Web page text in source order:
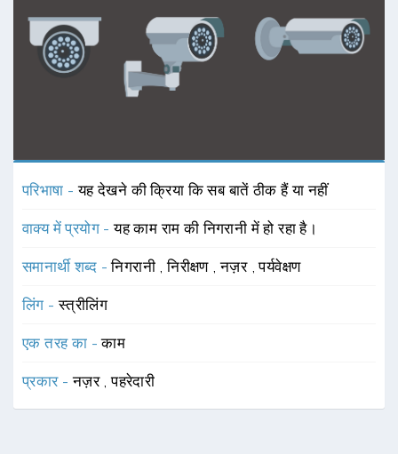
परिभाषा -यह देखने की क्रिया कि सब बातें ठीक हैं या नहीं
वाक्य में प्रयोग -यह काम राम की निगरानी में हो रहा है।
समानार्थी शब्द -निगरानी ,निरीक्षण ,नज़र ,पर्यवेक्षण
लिंग -स्त्रीलिंग
एक तरह का -काम
प्रकार -नज़र ,पहरेदारी